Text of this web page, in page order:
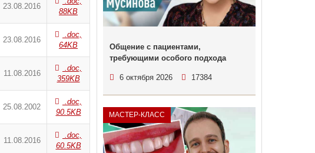
23.08.2016
88KB
23.08.2016
.doc,
64KB
11.08.2016
.doc,
359KB
25.08.2002
.doc,
90.5KB
11.08.2016
.doc,
60.5KB
Общение с пациентами,
требующими особого подхода
6 октября 2026 17384
МАСТЕР-КЛАСС